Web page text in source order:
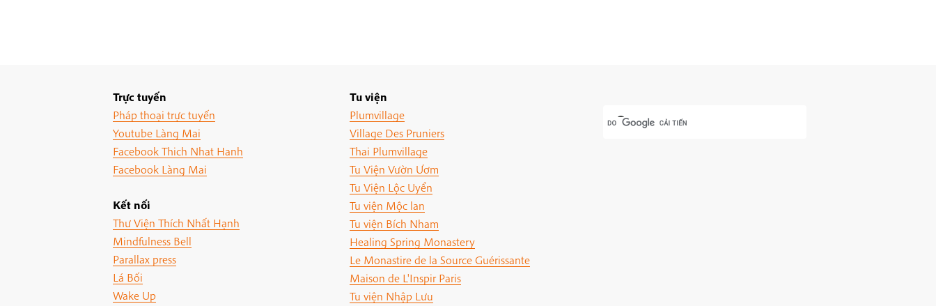
Trực tuyến
Pháp thoại trực tuyến
Youtube Làng Mai
Facebook Thich Nhat Hanh
Facebook Làng Mai
Kết nối
Thư Viện Thích Nhất Hạnh
Mindfulness Bell
Parallax press
Lá Bối
Wake Up
Tu viện
Plumvillage
Village Des Pruniers
Thai Plumvillage
Tu Viện Vườn Ươm
Tu Viện Lộc Uyển
Tu viện Mộc lan
Tu viện Bích Nham
Healing Spring Monastery
Le Monastire de la Source Guérissante
Maison de L'Inspir Paris
Tu viện Nhập Lưu